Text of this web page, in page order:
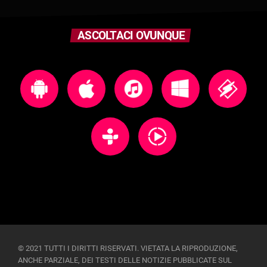
ASCOLTACI OVUNQUE
© 2021 TUTTI I DIRITTI RISERVATI. VIETATA LA RIPRODUZIONE,
ANCHE PARZIALE, DEI TESTI DELLE NOTIZIE PUBBLICATE SUL